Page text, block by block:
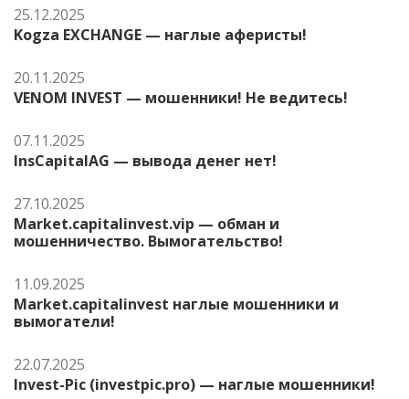
25.12.2025
Kogza EXCHANGE — наглые аферисты!
20.11.2025
VENOM INVEST — мошенники! Не ведитесь!
07.11.2025
InsCapitalAG — вывода денег нет!
27.10.2025
Market.capitalinvest.vip — обман и
мошенничество. Вымогательство!
11.09.2025
Market.capitalinvest наглые мошенники и
вымогатели!
22.07.2025
Invest-Pic (investpic.pro) — наглые мошенники!